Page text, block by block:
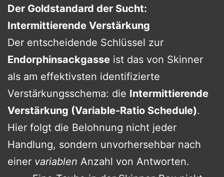
Der Goldstandard der Sucht:
Intermittierende Verstärkung
Der entscheidende Schlüssel zur
Endorphinsackgasse ist das von Skinner
als am effektivsten identifizierte
Verstärkungsschema: die Intermittierende
Verstärkung (Variable-Ratio Schedule).
Hier folgt die Belohnung nicht jeder
Handlung, sondern unvorhersehbar nach
einer variablen Anzahl von Antworten.